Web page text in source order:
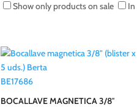
Show only products on sale In
BE17686
BOCALLAVE MAGNETICA 3/8″